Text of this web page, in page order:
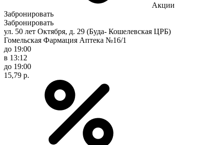
Акции
Забронировать
Забронировать
ул. 50 лет Октября, д. 29 (Буда- Кошелевская ЦРБ)
Гомельская Фармация Аптека №16/1
до 19:00
в 13:12
до 19:00
15,79 р.